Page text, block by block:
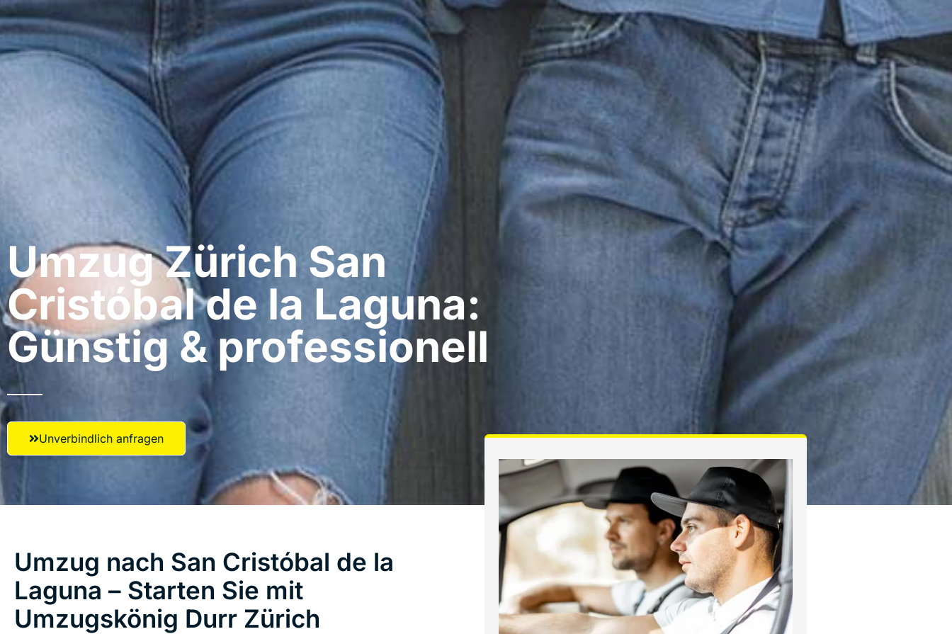
Umzug Zürich​ San
Cristóbal de la Laguna:
Günstig & professionell​
Unverbindlich anfragen
Umzug nach San Cristóbal de la
Laguna – Starten Sie mit
Umzugskönig Durr Zürich